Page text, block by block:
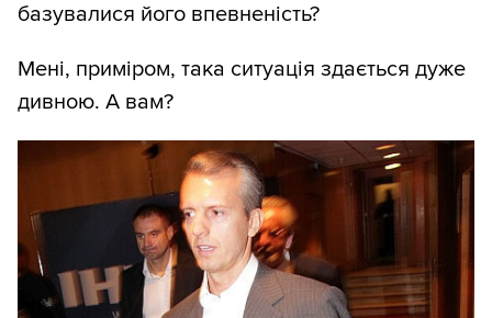
базувалися його впевненість?
Мені, приміром, така ситуація здається дуже
дивною. А вам?